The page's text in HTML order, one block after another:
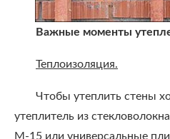
Важные моменты
Теплоизоляция.
Чтобы утеплить стены
утеплитель из
М-15 или универсальные